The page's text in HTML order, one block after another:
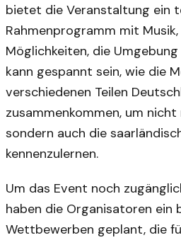
bietet die Veranstaltung ein
Rahmenprogramm mit
Möglichkeiten, die
kann gespannt sein, wie die
verschiedenen Teilen
zusammenkommen, um
sondern auch die
kennenzulernen.
Um das Event noch
haben die Organisatoren ein
Wettbewerben geplant, die